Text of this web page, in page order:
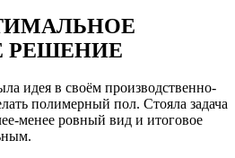
РЕШЕНИЕ
идея в своём производственно-
полимерный пол. Стояла задача
менее ровный вид и итоговое